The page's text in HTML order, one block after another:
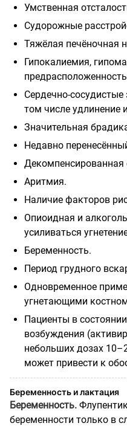
Умственная
Судорожные
Тяжёлая печёночная
Гипокалиемия,
Сердечно-
том числе удлинение
Значительная
Недавно
Декомпенсированная
Аритмия.
Наличие факторов
Опиоидная и
усиливаться
Беременность.
Период грудного
Одновременное
угнетающими
Пациенты в
возбуждения
небольших дозах
может привести к
Беременность и лактация
Беременность.
беременности только в